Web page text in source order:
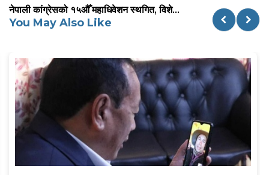
नेपाली कांग्रेसको १५औँ महाधिवेशन स्थगित, विशे...
You May Also Like